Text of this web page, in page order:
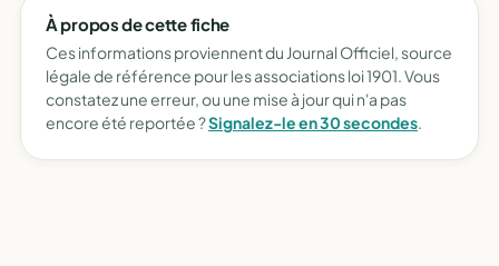
À propos de cette fiche
Ces informations proviennent du Journal Officiel, source
légale de référence pour les associations loi 1901. Vous
constatez une erreur, ou une mise à jour qui n'a pas
encore été reportée ?Signalez-le en 30 secondes.